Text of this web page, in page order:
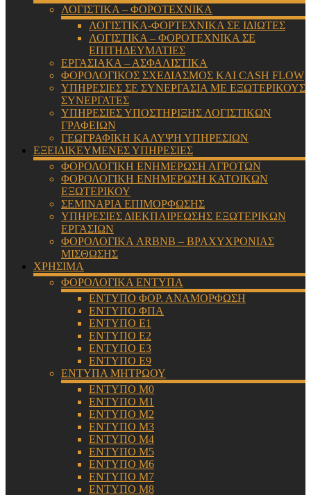
ΛΟΓΙΣΤΙΚΑ – ΦΟΡΟΤΕΧΝΙΚΑ
ΛΟΓΙΣΤΙΚΑ-ΦΟΡΤΕΧΝΙΚΑ ΣΕ ΙΔΙΩΤΕΣ
ΛΟΓΙΣΤΙΚΑ – ΦΟΡΟΤΕΧΝΙΚΑ ΣΕ
ΕΠΙΤΗΔΕΥΜΑΤΙΕΣ
ΕΡΓΑΣΙΑΚΑ – ΑΣΦΑΛΙΣΤΙΚΑ
ΦΟΡΟΛΟΓΙΚΟΣ ΣΧΕΔΙΑΣΜΟΣ ΚΑΙ CASH FLOW
ΥΠΗΡΕΣΙΕΣ ΣΕ ΣΥΝΕΡΓΑΣΙΑ ΜΕ ΕΞΩΤΕΡΙΚΟΥΣ
ΣΥΝΕΡΓΑΤΕΣ
ΥΠΗΡΕΣΙΕΣ ΥΠΟΣΤΗΡΙΞΗΣ ΛΟΓΙΣΤΙΚΩΝ
ΓΡΑΦΕΙΩΝ
ΓΕΩΓΡΑΦΙΚΗ ΚΑΛΥΨΗ ΥΠΗΡΕΣΙΩΝ
ΕΞΕΙΔΙΚΕΥΜΕΝΕΣ ΥΠΗΡΕΣΙΕΣ
ΦΟΡΟΛΟΓΙΚΗ ΕΝΗΜΕΡΩΣΗ ΑΓΡΟΤΩΝ
ΦΟΡΟΛΟΓΙΚΗ ΕΝΗΜΕΡΩΣΗ ΚΑΤΟΙΚΩΝ
ΕΞΩΤΕΡΙΚΟΥ
ΣΕΜΙΝΑΡΙΑ ΕΠΙΜΟΡΦΩΣΗΣ
ΥΠΗΡΕΣΙΕΣ ΔΙΕΚΠΑΙΡΕΩΣΗΣ ΕΞΩΤΕΡΙΚΩΝ
ΕΡΓΑΣΙΩΝ
ΦΟΡΟΛΟΓΙΚΑ ARBNB – ΒΡΑΧΥΧΡΟΝΙΑΣ
ΜΙΣΘΩΣΗΣ
ΧΡΗΣΙΜΑ
ΦΟΡΟΛΟΓΙΚΑ ΕΝΤΥΠΑ
ΕΝΤΥΠΟ ΦΟΡ. ΑΝΑΜΟΡΦΩΣΗ
ΕΝΤΥΠΟ ΦΠΑ
ΕΝΤΥΠΟ Ε1
ΕΝΤΥΠΟ Ε2
ΕΝΤΥΠΟ Ε3
ΕΝΤΥΠΟ Ε9
ΕΝΤΥΠΑ ΜΗΤΡΩΟΥ
ΕΝΤΥΠΟ Μ0
ΕΝΤΥΠΟ Μ1
ΕΝΤΥΠΟ Μ2
ΕΝΤΥΠΟ Μ3
ΕΝΤΥΠΟ Μ4
ΕΝΤΥΠΟ Μ5
ΕΝΤΥΠΟ Μ6
ΕΝΤΥΠΟ Μ7
ΕΝΤΥΠΟ Μ8